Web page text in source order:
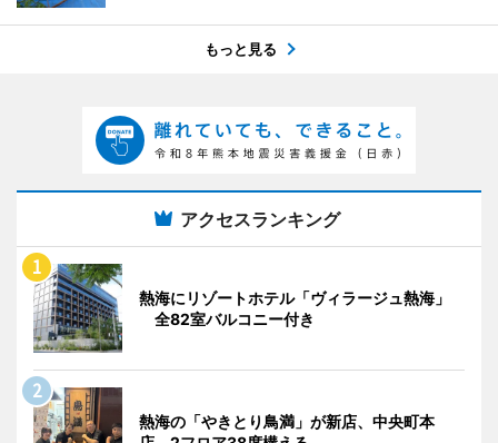
もっと見る
アクセスランキング
熱海にリゾートホテル「ヴィラージュ熱海」
全82室バルコニー付き
熱海の「やきとり鳥満」が新店、中央町本